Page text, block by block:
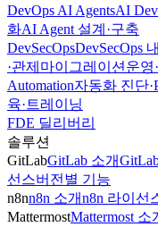
DevOps AI AgentsAI
화AI Agent 설계·구축
DevSecOpsDevSecOps
·관제 마이그레이션 운영
Automation자동화 진단
육·트레이닝
FDE 딜리버리
솔루션
GitLabGitLab 소개
선스버전별 기능
n8nn8n 소개n8n 라이선
MattermostMattermost 소